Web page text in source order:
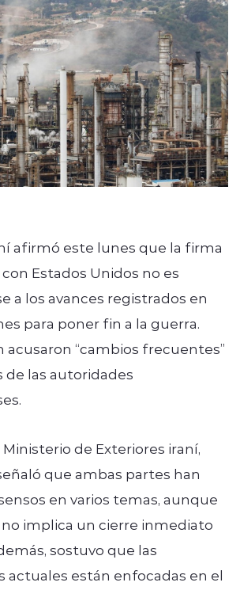
afirmó este lunes que la firma
Estados Unidos no es
a los avances registrados en
para poner fin a la guerra.
acusaron “cambios frecuentes”
de las autoridades
de Exteriores iraní,
que ambas partes han
en varios temas, aunque
implica un cierre inmediato
sostuvo que las
actuales están enfocadas en el